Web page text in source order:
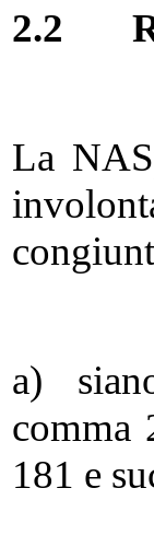
2.2
La
a)
comma
181 e